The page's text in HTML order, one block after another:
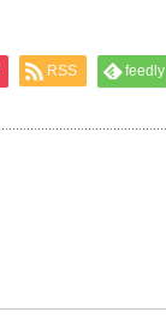
RSS feedly